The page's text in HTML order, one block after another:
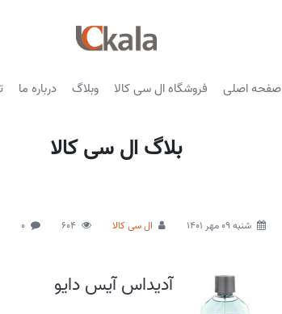
صفحه اصلی فروشگاه ال سی کالا وبلاگ درباره ما
بلاگ ال سی کالا
شنبه 09 مهر 1401 ال سی کالا 604
0
آدیداس آیس دایو